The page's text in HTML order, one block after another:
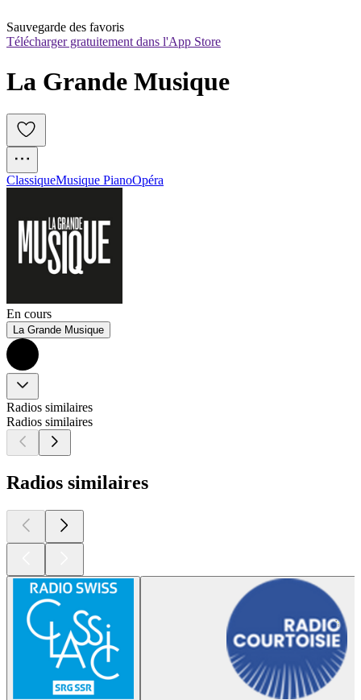
Sauvegarde des favoris
Télécharger gratuitement dans l'App Store
La Grande Musique
ClassiqueMusique PianoOpéra
En cours
La Grande Musique
Radios similaires
Radios similaires
Radios similaires